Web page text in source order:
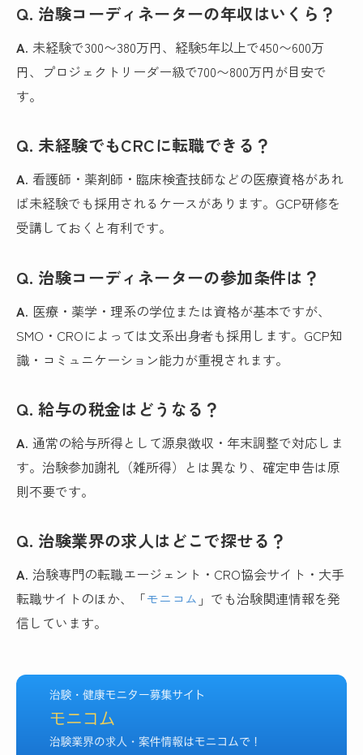
Q. 治験コーディネーターの年収はいくら？
A. 未経験で300〜380万円、経験5年以上で450〜600万
円、プロジェクトリーダー級で700〜800万円が目安で
す。
Q. 未経験でもCRCに転職できる？
A. 看護師・薬剤師・臨床検査技師などの医療資格があれ
ば未経験でも採用されるケースがあります。GCP研修を
受講しておくと有利です。
Q. 治験コーディネーターの参加条件は？
A. 医療・薬学・理系の学位または資格が基本ですが、
SMO・CROによっては文系出身者も採用します。GCP知
識・コミュニケーション能力が重視されます。
Q. 給与の税金はどうなる？
A. 通常の給与所得として源泉徴収・年末調整で対応しま
す。治験参加謝礼（雑所得）とは異なり、確定申告は原
則不要です。
Q. 治験業界の求人はどこで探せる？
A. 治験専門の転職エージェント・CRO協会サイト・大手
転職サイトのほか、「モニコム 」でも治験関連情報を発
信しています。